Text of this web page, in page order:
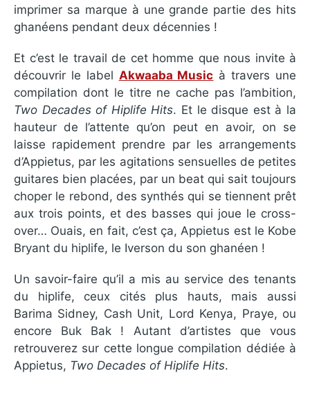
imprimer sa marque à une grande partie des hits
ghanéens pendant deux décennies !
Et c’est le travail de cet homme que nous invite à
découvrir le label Akwaaba Music à travers une
compilation dont le titre ne cache pas l’ambition,
Two Decades of Hiplife Hits. Et le disque est à la
hauteur de l’attente qu’on peut en avoir, on se
laisse rapidement prendre par les arrangements
d’Appietus, par les agitations sensuelles de petites
guitares bien placées, par un beat qui sait toujours
choper le rebond, des synthés qui se tiennent prêt
aux trois points, et des basses qui joue le cross-
over… Ouais, en fait, c’est ça, Appietus est le Kobe
Bryant du hiplife, le Iverson du son ghanéen !
Un savoir-faire qu’il a mis au service des tenants
du hiplife, ceux cités plus hauts, mais aussi
Barima Sidney, Cash Unit, Lord Kenya, Praye, ou
encore Buk Bak ! Autant d’artistes que vous
retrouverez sur cette longue compilation dédiée à
Appietus, Two Decades of Hiplife Hits.